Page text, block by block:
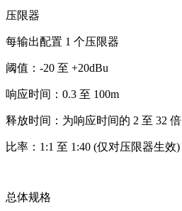
压限器
每输出配置 1 个压限器
阈值：-20 至 +20dBu
响应时间：0.3 至 100m
释放时间：为响应时间的 2 至 32 倍
比率：1:1 至 1:40 (仅对压限器生效)
总体规格